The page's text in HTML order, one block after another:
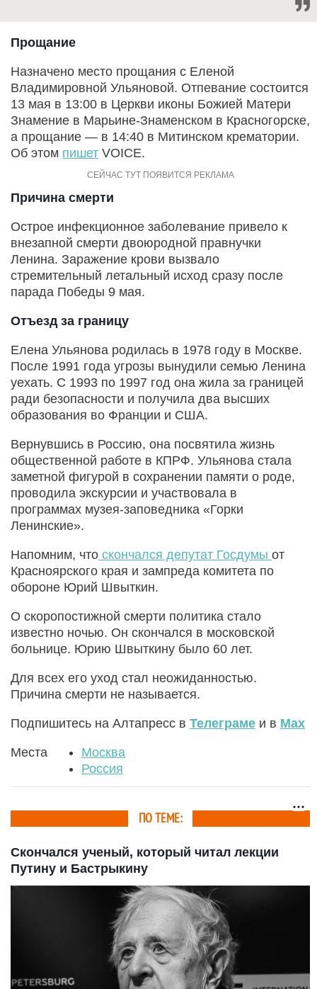
Прощание
Назначено место прощания с Еленой
Владимировной Ульяновой. Отпевание состоится
13 мая в 13:00 в Церкви иконы Божией Матери
Знамение в Марьине-Знаменском в Красногорске,
а прощание — в 14:40 в Митинском крематории.
Об этом пишет VOICE.
Причина смерти
Острое инфекционное заболевание привело к
внезапной смерти двоюродной правнучки
Ленина. Заражение крови вызвало
стремительный летальный исход сразу после
парада Победы 9 мая.
Отъезд за границу
Елена Ульянова родилась в 1978 году в Москве.
После 1991 года угрозы вынудили семью Ленина
уехать. С 1993 по 1997 год она жила за границей
ради безопасности и получила два высших
образования во Франции и США.
Вернувшись в Россию, она посвятила жизнь
общественной работе в КПРФ. Ульянова стала
заметной фигурой в сохранении памяти о роде,
проводила экскурсии и участвовала в
программах музея-заповедника «Горки
Ленинские».
Напомним, что скончался депутат Госдумы от
Красноярского края и зампреда комитета по
обороне Юрий Швыткин.
О скоропостижной смерти политика стало
известно ночью. Он скончался в московской
больнице. Юрию Швыткину было 60 лет.
Для всех его уход стал неожиданностью.
Причина смерти не называется.
Подпишитесь на Алтапресс в Телеграме и в Max
Места
Москва
Россия
ПО ТЕМЕ:
Скончался ученый, который читал лекции
Путину и Бастрыкину